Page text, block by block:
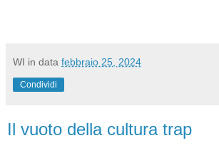
WI in data febbraio 25, 2024
Condividi
Il vuoto della cultura trap